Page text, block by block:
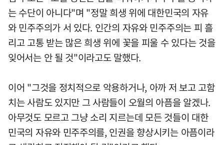
는 수단이 아니다"며 "정말 희생 위에 대한민국의 자유
와 민주주의가 서 있다. 인간의 자유와 민주주의는 피 흘
리고 고통 받는 많은 희생 위에 꽃을 피울 수 있다는 것을
잊어서는 안 될 것"이라고도 말했다.
이어 "그것을 정치적으로 악용하거나, 아까 저 보고 고함
치는 사람도 있지만 그 사람들이 오월의 아픔을 알겠나.
아무것도 모르고 그냥 소리 지르는데 모든 것들이 대한
민국의 자유와 민주주의를, 인권을 향상시키는 아픔이라